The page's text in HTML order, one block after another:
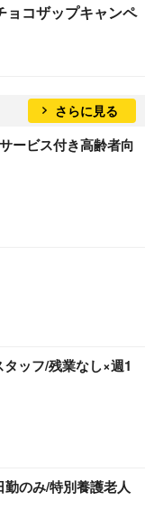
ョコザップキャンペ
さらに見る
ービス付き高齢者向
ッフ/残業なし×週1
勤のみ/特別養護老人